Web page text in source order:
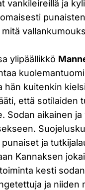
vankileireillä ja
ylipäällikkö
hän kuitenkin
että sotilaiden
Sodan aikainen
ja
Kannaksen
kesti
ja